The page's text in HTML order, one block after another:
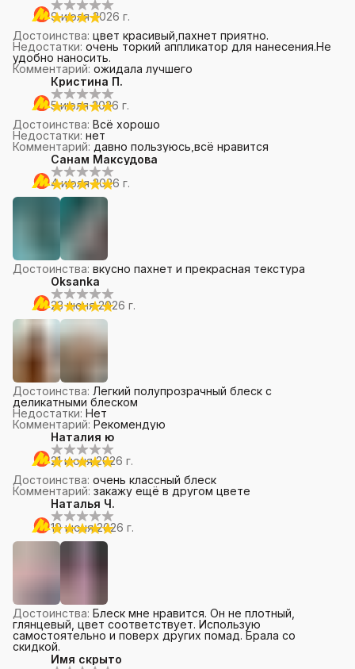
9 июля 2026 г.
Достоинства: цвет красивый,пахнет приятно.
Недостатки: очень торкий аппликатор для нанесения.Не
удобно наносить.
Комментарий: ожидала лучшего
Кристина П.
5 июля 2026 г.
Достоинства: Всё хорошо
Недостатки: нет
Комментарий: давно пользуюсь,всё нравится
Санам Максудова
4 июля 2026 г.
Достоинства: вкусно пахнет и прекрасная текстура
Oksanka
23 июня 2026 г.
Достоинства: Легкий полупрозрачный блеск с
деликатными блеском
Недостатки: Нет
Комментарий: Рекомендую
Наталия ю
21 июня 2026 г.
Достоинства: очень классный блеск
Комментарий: закажу ещё в другом цвете
Наталья Ч.
19 июня 2026 г.
Достоинства: Блеск мне нравится. Он не плотный,
глянцевый, цвет соответствует. Использую
самостоятельно и поверх других помад. Брала со
скидкой.
Имя скрыто